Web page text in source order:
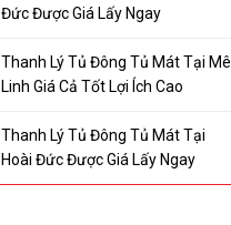
Đức Được Giá Lấy Ngay
Thanh Lý Tủ Đông Tủ Mát Tại Mê
Linh Giá Cả Tốt Lợi Ích Cao
Thanh Lý Tủ Đông Tủ Mát Tại
Hoài Đức Được Giá Lấy Ngay